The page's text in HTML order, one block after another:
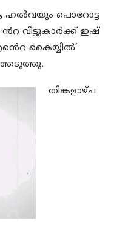
ഹൽവയും പൊറോട്ട
വീട്ടുകാർക്ക് ഇഷ്​
കൈയ്യിൽ​’
തിങ്കളാഴ്​ച